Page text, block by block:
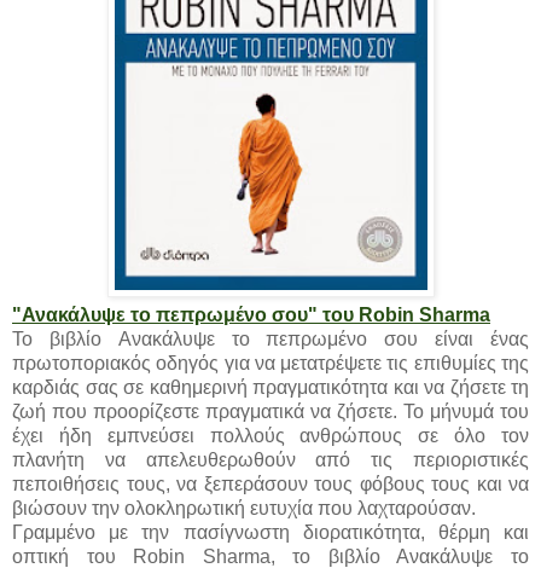
"Ανακάλυψε το πεπρωμένο σου" του Robin Sharma
Το βιβλίο Aνακάλυψε το πεπρωμένο σου είναι ένας
πρωτοποριακός οδηγός για να μετατρέψετε τις επιθυμίες της
καρδιάς σας σε καθημερινή πραγματικότητα και να ζήσετε τη
ζωή που προορίζεστε πραγματικά να ζήσετε. Το μήνυμά του
έχει ήδη εμπνεύσει πολλούς ανθρώπους σε όλο τον
πλανήτη να απελευθερωθούν από τις περιοριστικές
πεποιθήσεις τους, να ξεπεράσουν τους φόβους τους και να
βιώσουν την ολοκληρωτική ευτυχία που λαχταρούσαν.
Γραμμένο με την πασίγνωστη διορατικότητα, θέρμη και
οπτική του Robin Sharma, το βιβλίο Ανακάλυψε το